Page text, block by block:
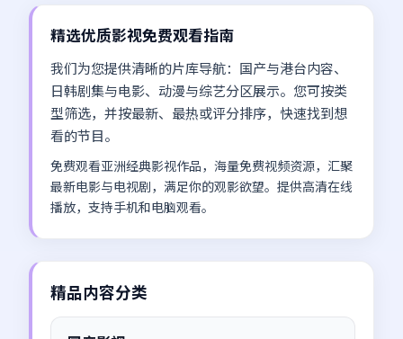
精选优质影视免费观看指南
我们为您提供清晰的片库导航：国产与港台内容、
日韩剧集与电影、动漫与综艺分区展示。您可按类
型筛选，并按最新、最热或评分排序，快速找到想
看的节目。
免费观看亚洲经典影视作品，海量免费视频资源，汇聚
最新电影与电视剧，满足你的观影欲望。提供高清在线
播放，支持手机和电脑观看。
精品内容分类